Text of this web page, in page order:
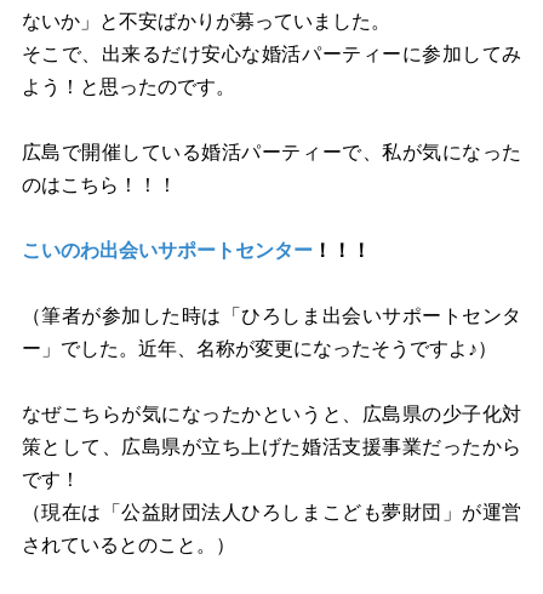
ないか」と不安ばかりが募っていました。
そこで、出来るだけ安心な婚活パーティーに参加してみ
よう！と思ったのです。
広島で開催している婚活パーティーで、私が気になった
のはこちら！！！
こいのわ出会いサポートセンター！！！
（筆者が参加した時は「ひろしま出会いサポートセンタ
ー」でした。近年、名称が変更になったそうですよ♪）
なぜこちらが気になったかというと、広島県の少子化対
策として、広島県が立ち上げた婚活支援事業だったから
です！
（現在は「公益財団法人ひろしまこども夢財団」が運営
されているとのこと。）